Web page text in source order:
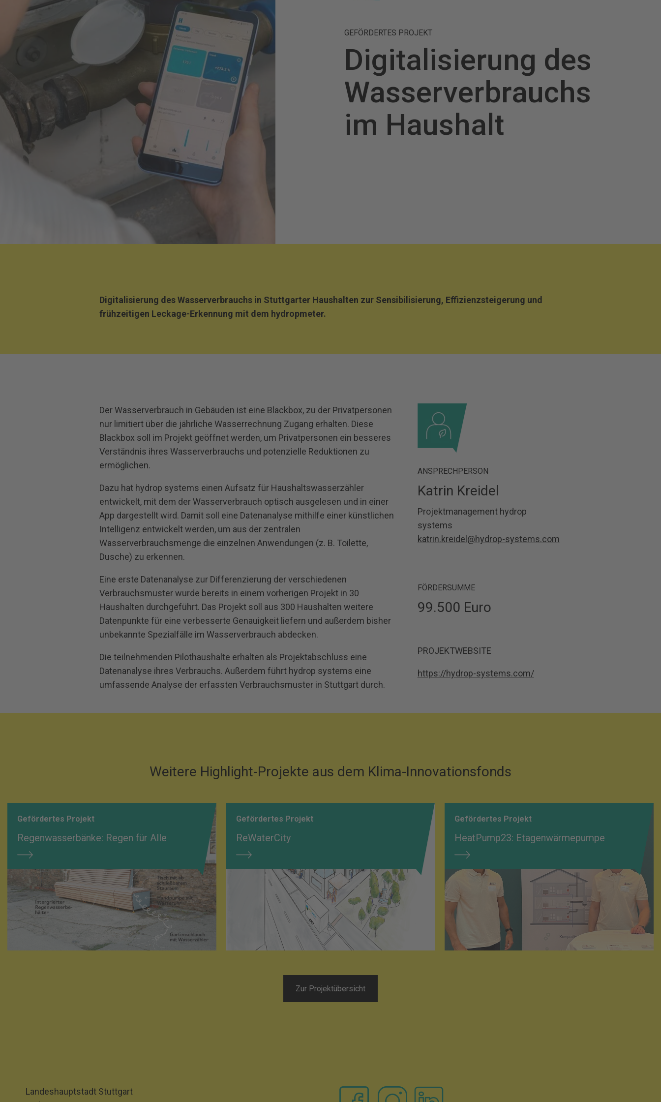
GEFÖRDERTES PROJEKT
Digitalisierung des
Wasserverbrauchs
im Haushalt
Digitalisierung des Wasserverbrauchs in Stuttgarter Haushalten zur Sensibilisierung, Effizienzsteigerung und
frühzeitigen Leckage-Erkennung mit dem hydropmeter.
Der Wasserverbrauch in Gebäuden ist eine Blackbox, zu der Privatpersonen
nur limitiert über die jährliche Wasserrechnung Zugang erhalten. Diese
Blackbox soll im Projekt geöffnet werden, um Privatpersonen ein besseres
Verständnis ihres Wasserverbrauchs und potenzielle Reduktionen zu
ermöglichen.
Dazu hat hydrop systems einen Aufsatz für Haushaltswasserzähler
entwickelt, mit dem der Wasserverbrauch optisch ausgelesen und in einer
App dargestellt wird. Damit soll eine Datenanalyse mithilfe einer künstlichen
Intelligenz entwickelt werden, um aus der zentralen
Wasserverbrauchsmenge die einzelnen Anwendungen (z. B. Toilette,
Dusche) zu erkennen.
Eine erste Datenanalyse zur Differenzierung der verschiedenen
Verbrauchsmuster wurde bereits in einem vorherigen Projekt in 30
Haushalten durchgeführt. Das Projekt soll aus 300 Haushalten weitere
Datenpunkte für eine verbesserte Genauigkeit liefern und außerdem bisher
unbekannte Spezialfälle im Wasserverbrauch abdecken.
Die teilnehmenden Pilothaushalte erhalten als Projektabschluss eine
Datenanalyse ihres Verbrauchs. Außerdem führt hydrop systems eine
umfassende Analyse der erfassten Verbrauchsmuster in Stuttgart durch.
ANSPRECHPERSON
Katrin Kreidel
Projektmanagement hydrop
systems
katrin.kreidel@hydrop-systems.com
FÖRDERSUMME
99.500 Euro
PROJEKTWEBSITE
https://hydrop-systems.com/
Weitere Highlight-Projekte aus dem Klima-Innovationsfonds
Gefördertes Projekt
Regenwasserbänke: Regen für Alle
Gefördertes Projekt
ReWaterCity
Gefördertes Projekt
HeatPump23: Etagenwärmepumpe
Zur Projektübersicht
Landeshauptstadt Stuttgart